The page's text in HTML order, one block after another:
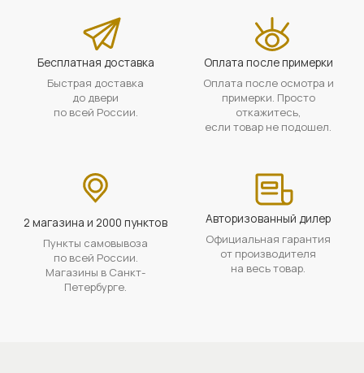
Бесплатная доставка
Быстрая доставка
до двери
по всей России.
Оплата после примерки
Оплата после осмотра и
примерки. Просто
откажитесь,
если товар не подошел.
2 магазина и 2000 пунктов
Пункты самовывоза
по всей России.
Магазины в Санкт-
Петербурге.
Авторизованный дилер
Официальная гарантия
от производителя
на весь товар.